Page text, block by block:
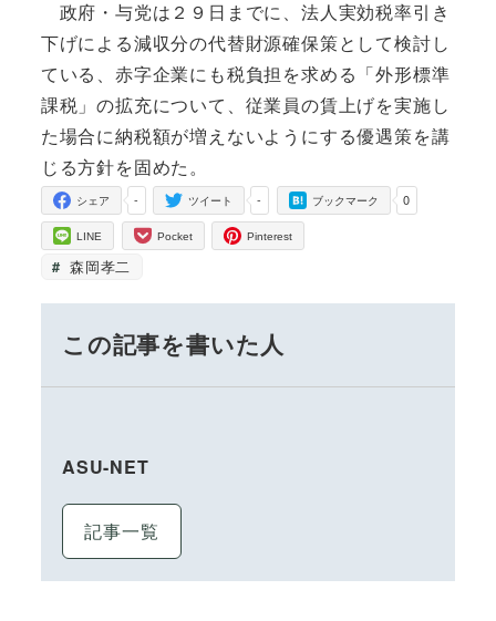
政府・与党は２９日までに、法人実効税率引き
下げによる減収分の代替財源確保策として検討し
ている、赤字企業にも税負担を求める「外形標準
課税」の拡充について、従業員の賃上げを実施し
た場合に納税額が増えないようにする優遇策を講
じる方針を固めた。
-
シェア -
ツイート 0
ブックマーク
LINE Pocket Pinterest
森岡孝二
この記事を書いた人
ASU-NET
記事一覧